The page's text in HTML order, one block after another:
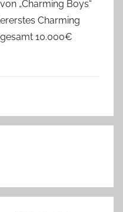
„Charming Boys“
Charming
10.000€